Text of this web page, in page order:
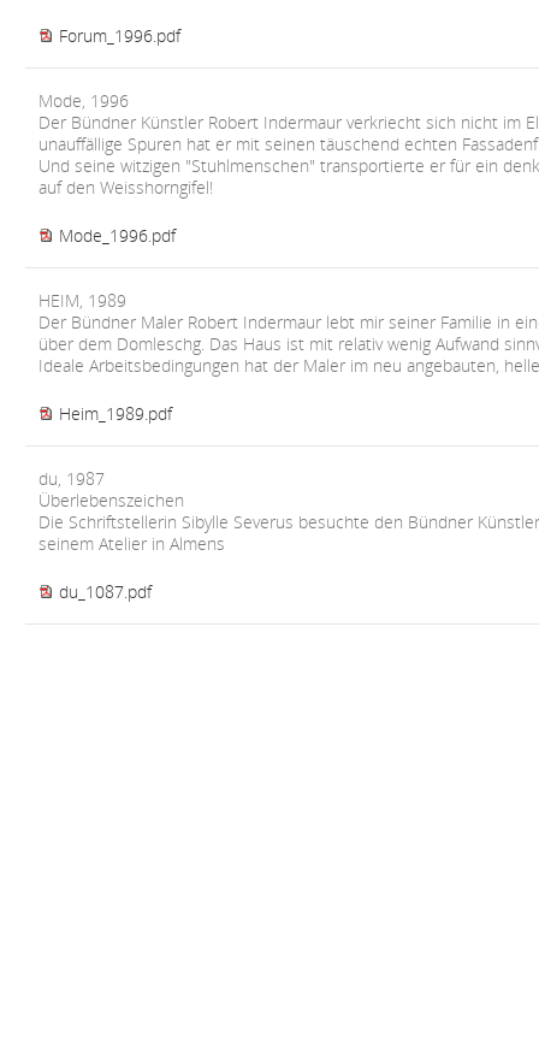
Forum_1996.pdf
Mode, 1996
Der Bündner Künstler Robert Indermaur verkriecht sich nicht im
unauffällige Spuren hat er mit seinen täuschend echten
Und seine witzigen "Stuhlmenschen" transportierte er für ein
auf den Weisshorngifel!
Mode_1996.pdf
HEIM, 1989
Der Bündner Maler Robert Indermaur lebt mir seiner Familie in
über dem Domleschg. Das Haus ist mit relativ wenig Aufwand
Ideale Arbeitsbedingungen hat der Maler im neu angebauten,
Heim_1989.pdf
du, 1987
Überlebenszeichen
Die Schriftstellerin Sibylle Severus besuchte den Bündner
seinem Atelier in Almens
du_1087.pdf